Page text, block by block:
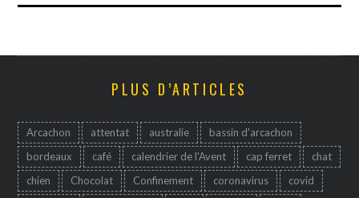
PLUS D’ARTICLES
Arcachon attentat australie
bassin d'arcachon
bordeaux
café calendrier de l'Avent cap ferret
chat
chien
Chocolat Confinement coronavirus
covid